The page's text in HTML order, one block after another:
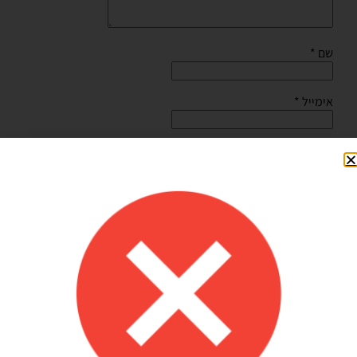
שם *
אימייל *
Shilav Sayag
איכות מדהימה!
הזמנתי בלונים כדי לעצב קשת ליום הולדת של הבן שלי, המשלוח הגיע
מהר מהמצופה!! הכל באיכות מדהימה, בצבעים יפים בדיוק כמו שחשבתי